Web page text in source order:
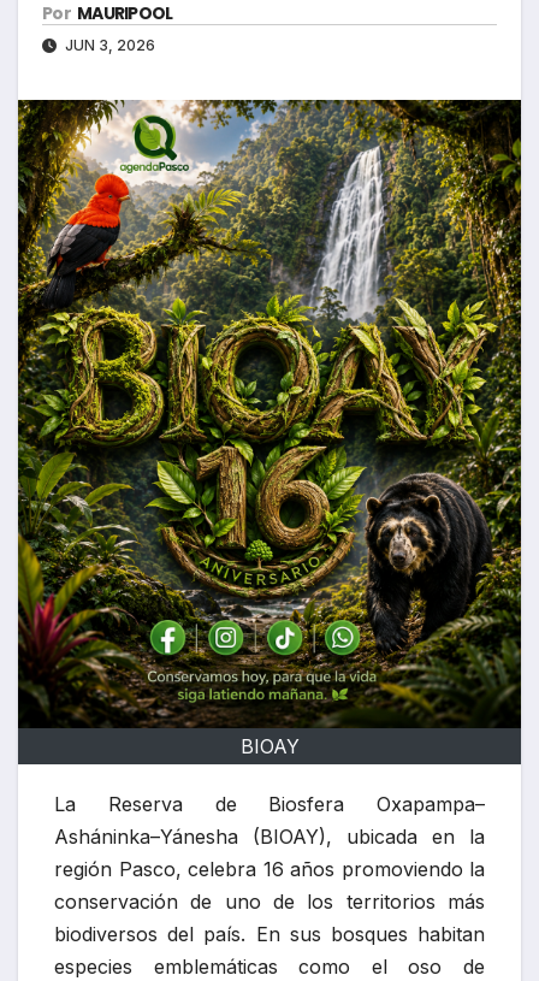
Por MAURIPOOL
JUN 3, 2026
BIOAY
La Reserva de Biosfera Oxapampa–
Asháninka–Yánesha (BIOAY), ubicada en la
región Pasco, celebra 16 años promoviendo la
conservación de uno de los territorios más
biodiversos del país. En sus bosques habitan
especies emblemáticas como el oso de